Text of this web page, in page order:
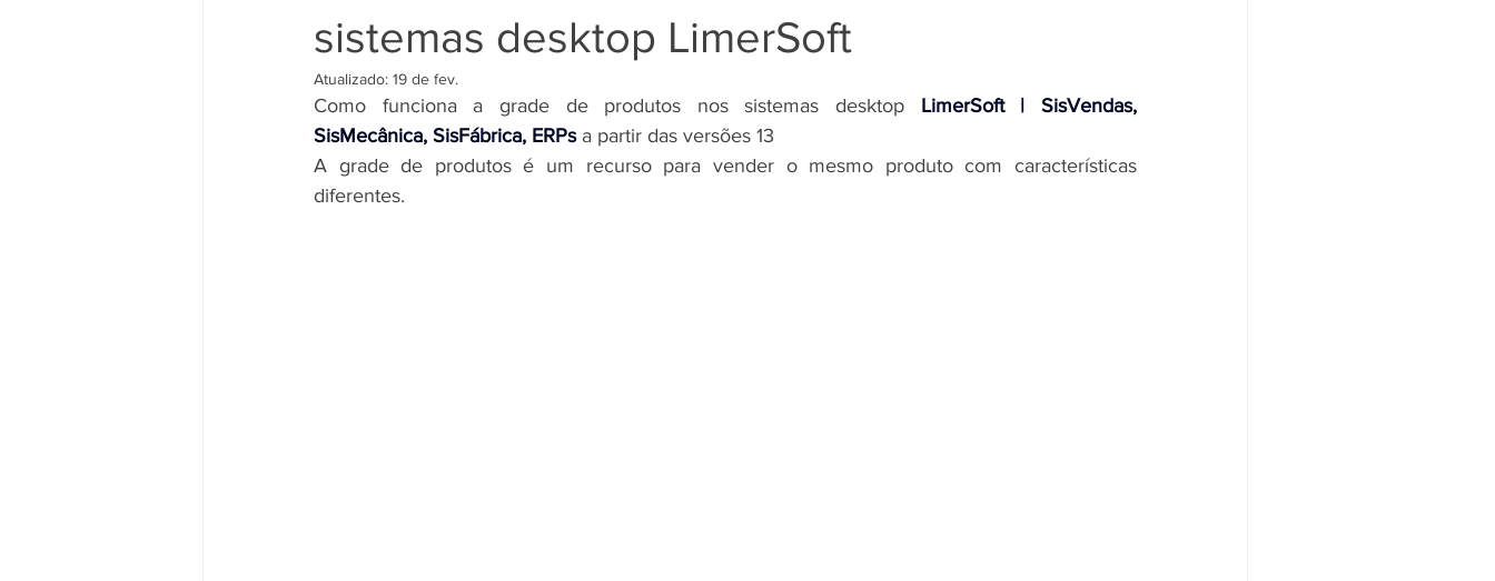
sistemas desktop LimerSoft
Atualizado: 19 de fev.
Como funciona a grade de produtos nos sistemas desktop LimerSoft | SisVendas,
SisMecânica, SisFábrica, ERPs a partir das versões 13
A grade de produtos é um recurso para vender o mesmo produto com características
diferentes.